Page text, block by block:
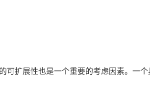
可扩展性也是一个重要的考虑因素。一